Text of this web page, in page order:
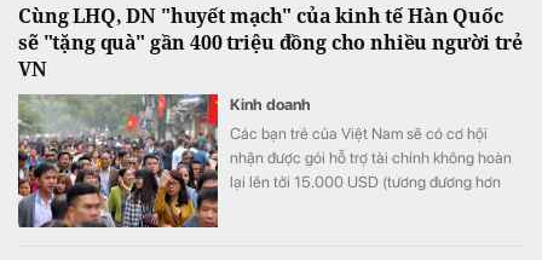
Cùng LHQ, DN "huyết mạch" của kinh tế Hàn Quốc
sẽ "tặng quà" gần 400 triệu đồng cho nhiều người trẻ
VN
Kinh doanh
Các bạn trẻ của Việt Nam sẽ có cơ hội
nhận được gói hỗ trợ tài chính không hoàn
lại lên tới 15.000 USD (tương đương hơn